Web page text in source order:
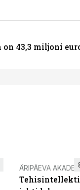
43,3 miljoni
ÄRIPÄEVA